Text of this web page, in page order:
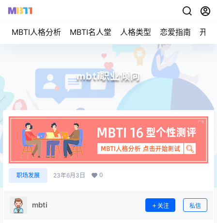
MBTI人格分析 MBTI名人堂 人格类型 恋爱指南 开始
mbti职业倾向
职场发展 23年6月3日 0
mbti 关注 私信